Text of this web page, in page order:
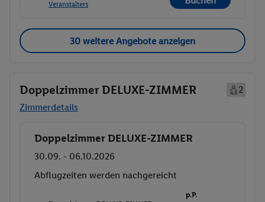
Veranstalters
30 weitere Angebote anzeigen
Doppelzimmer DELUXE-ZIMMER
2
Zimmerdetails
Buchen
Doppelzimmer DELUXE-ZIMMER
30.09. - 06.10.2026
Abflugzeiten werden nachgereicht
p.P.